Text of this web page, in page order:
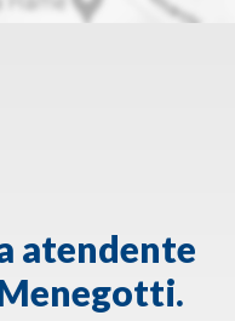
atendente